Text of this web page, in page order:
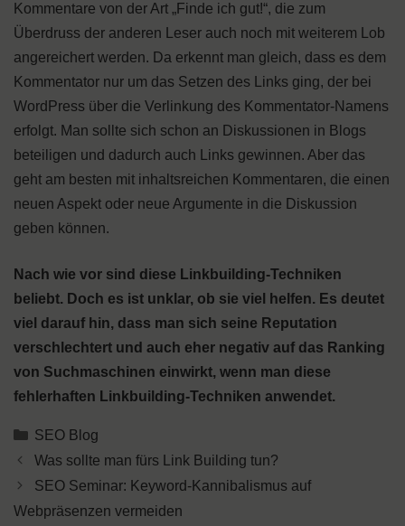
Kommentare von der Art „Finde ich gut!“, die zum
Überdruss der anderen Leser auch noch mit weiterem Lob
angereichert werden. Da erkennt man gleich, dass es dem
Kommentator nur um das Setzen des Links ging, der bei
WordPress über die Verlinkung des Kommentator-Namens
erfolgt. Man sollte sich schon an Diskussionen in Blogs
beteiligen und dadurch auch Links gewinnen. Aber das
geht am besten mit inhaltsreichen Kommentaren, die einen
neuen Aspekt oder neue Argumente in die Diskussion
geben können.
Nach wie vor sind diese Linkbuilding-Techniken
beliebt. Doch es ist unklar, ob sie viel helfen. Es deutet
viel darauf hin, dass man sich seine Reputation
verschlechtert und auch eher negativ auf das Ranking
von Suchmaschinen einwirkt, wenn man diese
fehlerhaften Linkbuilding-Techniken anwendet.
Kategorien
SEO Blog
Was sollte man fürs Link Building tun?
SEO Seminar: Keyword-Kannibalismus auf
Webpräsenzen vermeiden